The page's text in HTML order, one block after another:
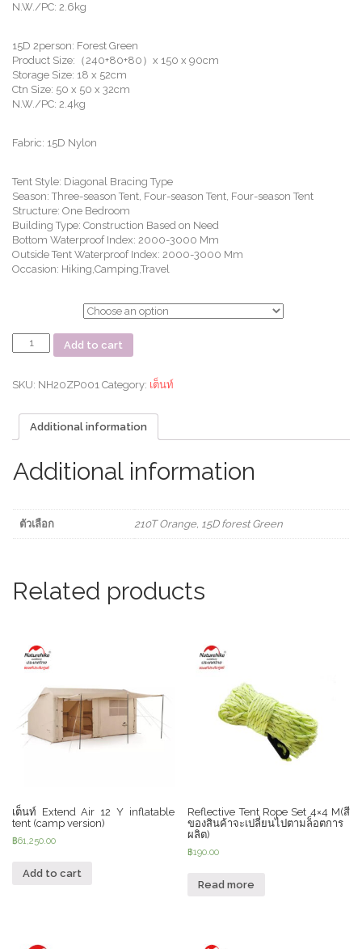
N.W./PC: 2.6kg
15D 2person: Forest Green
Product Size:（240+80+80）x 150 x 90cm
Storage Size: 18 x 52cm
Ctn Size: 50 x 50 x 32cm
N.W./PC: 2.4kg
Fabric: 15D Nylon
Tent Style: Diagonal Bracing Type
Season: Three-season Tent, Four-season Tent, Four-season Tent
Structure: One Bedroom
Building Type: Construction Based on Need
Bottom Waterproof Index: 2000-3000 Mm
Outside Tent Waterproof Index: 2000-3000 Mm
Occasion: Hiking,Camping,Travel
เต็นท์
Opalus
for
people
quantity
Add to cart
SKU: NH20ZP001 Category: เต็นท์
Additional information
Additional information
ตัวเลือก 210T Orange, 15D forest Green
Related products
เต็นท์ Extend Air 12 Y inflatable
tent (camp version)
฿61,250.00
Add to cart
Reflective Tent Rope Set 4×4 M(สี
ของสินค้าจะเปลี่ยนไปตามล็อตการ
ผลิต)
฿190.00
Read more